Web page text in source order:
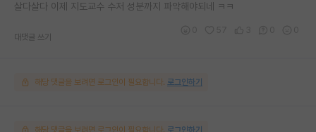
살다살다 이제 지도교수 수저 성분까지 파악해야되네 ㅋㅋ
대댓글 쓰기
해당 댓글을 보려면 로그인이 필요합니다. 로그인하기
해당 댓글을 보려면 로그인이 필요합니다. 로그인하기